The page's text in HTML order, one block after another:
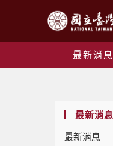
最新消息
最新消息
最新消息